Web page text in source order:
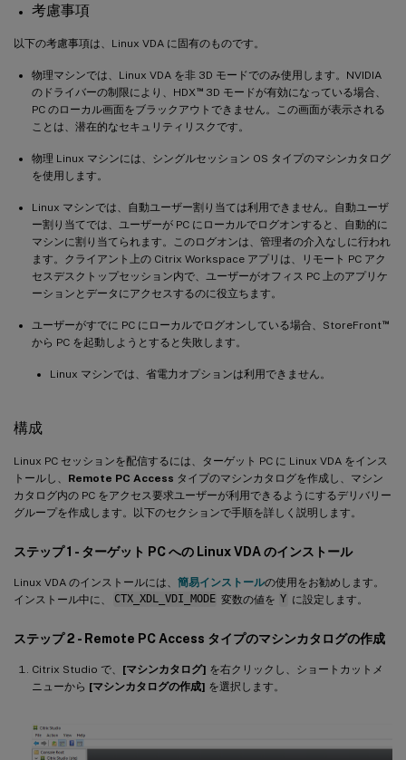
考慮事項
以下の考慮事項は、Linux VDA に固有のものです。
物理マシンでは、Linux VDA を非 3D モードでのみ使用します。NVIDIA
のドライバーの制限により、HDX ™3D モードが有効になっている場合、
PC のローカル画面をブラックアウトできません。この画面が表示される
ことは、潜在的なセキュリティリスクです。
物理 Linux マシンには、シングルセッション OS タイプのマシンカタログ
を使用します。
Linux マシンでは、自動ユーザー割り当ては利用できません。自動ユーザ
ー割り当てでは、ユーザーが PC にローカルでログオンすると、自動的に
マシンに割り当てられます。このログオンは、管理者の介入なしに行われ
ます。クライアント上の Citrix Workspace アプリは、リモート PC アク
セスデスクトップセッション内で、ユーザーがオフィス PC 上のアプリケ
ーションとデータにアクセスするのに役立ちます。
ユーザーがすでに PC にローカルでログオンしている場合、StoreFront™
から PC を起動しようとすると失敗します。
Linux マシンでは、省電力オプションは利用できません。
構成
Linux PC セッションを配信するには、ターゲット PC に Linux VDA をインス
トールし、 Remote PC Access タイプのマシンカタログを作成し、マシン
カタログ内の PC をアクセス要求ユーザーが利用できるようにするデリバリー
グループを作成します。以下のセクションで手順を詳しく説明します。
ステップ 1 - ターゲット PC への Linux VDA のインストール
Linux VDA のインストールには、 簡易インストールの使用をお勧めします。
インストール中に、
CTX_XDL_VDI_MODE 変数の値を Y に設定します。
ステップ 2 - Remote PC Access タイプのマシンカタログの作成
Citrix Studio で、 [マシンカタログ] を右クリックし、ショートカットメ
ニューから [マシンカタログの作成] を選択します。